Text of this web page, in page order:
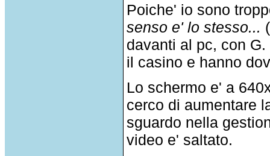
Poiche' io sono
senso e' lo stesso...
davanti al pc, con
il casino e hanno
Lo schermo e' a
cerco di aumentare
sguardo nella
video e' saltato.